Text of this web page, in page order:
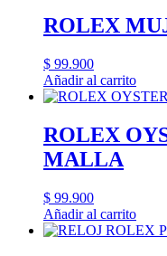
ROLEX
$ 99.900
Añadir al carrito
ROLEX
MALLA
$ 99.900
Añadir al carrito